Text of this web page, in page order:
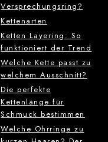
Versprechungsring?
Kettenarten
Ketten Layering: So
funktioniert der Trend
Welche Kette passt zu
welchem Ausschnitt?
Die perfekte
Kettenlänge für
Schmuck bestimmen
Welche Ohrringe zu